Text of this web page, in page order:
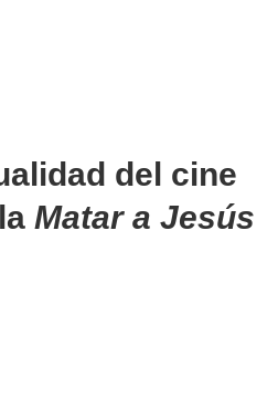
del cine
Matar a Jesús